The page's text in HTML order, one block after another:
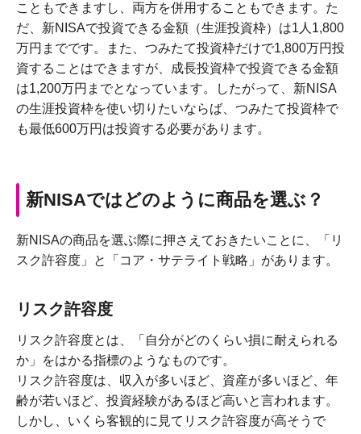
こともできますし、両方を併用することもできます。た
だ、新NISAで投資できる金額（生涯投資枠）は1人1,800
万円までです。また、つみたて投資枠だけで1,800万円投
資することはできますが、成長投資枠で投資できる金額
は1,200万円までとなっています。したがって、新NISA
の生涯投資枠を使い切りたいならば、つみたて投資枠で
も最低600万円は投資する必要があります。
新NISAではどのように商品を選ぶ？
新NISAの商品を選ぶ際に押さえておきたいことに、「リ
スク許容度」と「コア・サテライト戦略」があります。
リスク許容度
リスク許容度とは、「自分がどのくらい損に耐えられる
か」をはかる指標のようなものです。
リスク許容度は、収入が多いほど、資産が多いほど、年
齢が若いほど、投資経験があるほど高いと言われます。
しかし、いくら客観的に見てリスク許容度が高そうで